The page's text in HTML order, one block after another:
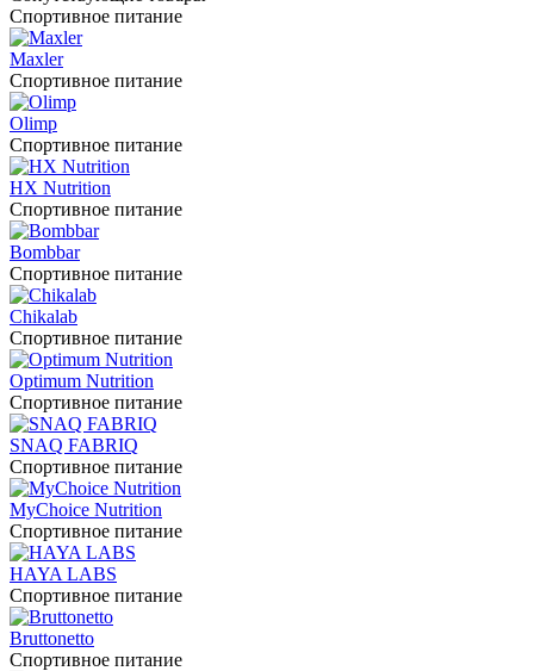
Спортивное питание
Maxler
Спортивное питание
Olimp
Спортивное питание
HX Nutrition
Спортивное питание
Bombbar
Спортивное питание
Chikalab
Спортивное питание
Optimum Nutrition
Спортивное питание
SNAQ FABRIQ
Спортивное питание
MyChoice Nutrition
Спортивное питание
HAYA LABS
Спортивное питание
Bruttonetto
Спортивное питание